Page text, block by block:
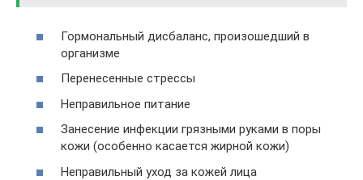
Гормональный дисбаланс, произошедший в
организме
Перенесенные стрессы
Неправильное питание
Занесение инфекции грязными руками в поры
кожи (особенно касается жирной кожи)
Неправильный уход за кожей лица